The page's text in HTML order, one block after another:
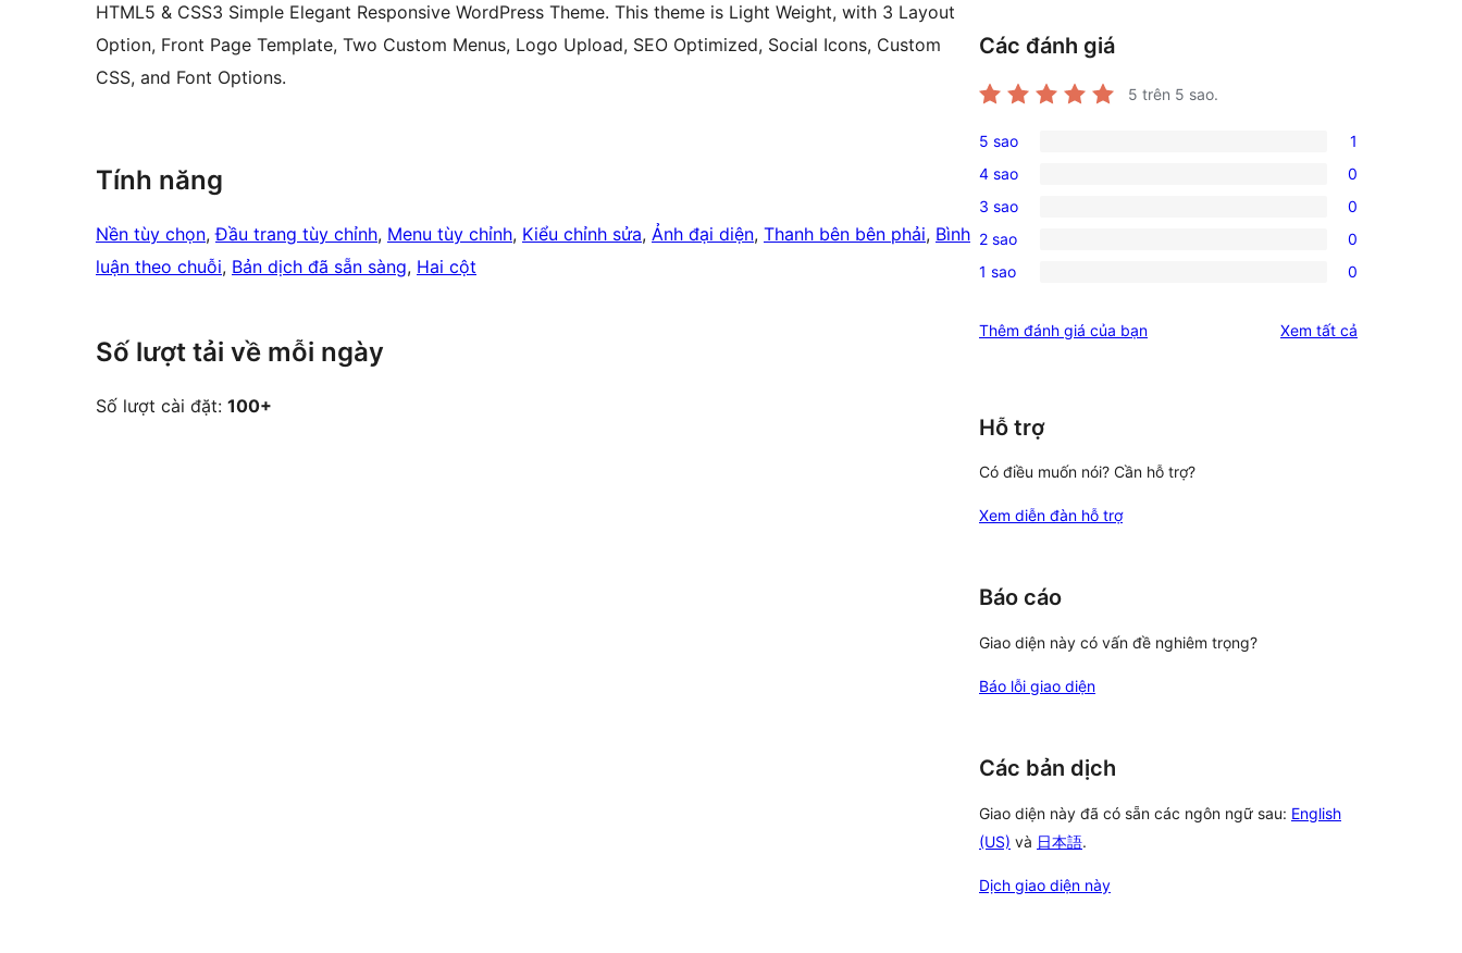
HTML5 & CSS3 Simple Elegant Responsive WordPress Theme. This theme is Light Weight, with 3 Layout
Option, Front Page Template, Two Custom Menus, Logo Upload, SEO Optimized, Social Icons, Custom
CSS, and Font Options.
Tính năng
Nền tùy chọn, Đầu trang tùy chỉnh, Menu tùy chỉnh, Kiểu chỉnh sửa, Ảnh đại diện, Thanh bên bên phải, Bình
luận theo chuỗi, Bản dịch đã sẵn sàng, Hai cột
Số lượt tải về mỗi ngày
Số lượt cài đặt: 100+
Các đánh giá
5 trên 5 sao.
1
5-
star
review
5 sao 1
0
4-
star
reviews
4 sao 0
0
3-
star
3 sao 0
0
2-
reviews
2 sao 0
0
star
1 sao 0
Thêm đánh giá của bạn Xem tất cả
Hỗ trợ
Có điều muốn nói? Cần hỗ trợ?
Xem diễn đàn hỗ trợ
Báo cáo
Giao diện này có vấn đề nghiêm trọng?
Báo lỗi giao diện
Các bản dịch
Giao diện này đã có sẵn các ngôn ngữ sau: English
(US) và 日本語.
Dịch giao diện này